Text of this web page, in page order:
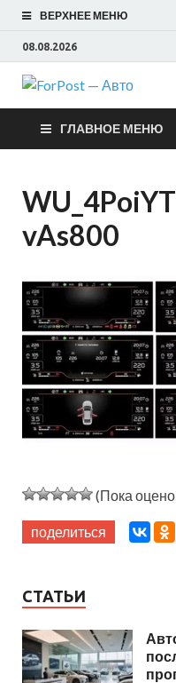
ВЕРХНЕЕ МЕНЮ
08.08.2026
ГЛАВНОЕ МЕНЮ
vAs800
(Пока
поделиться
СТАТЬИ